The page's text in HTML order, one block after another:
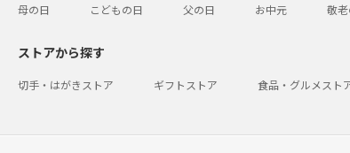
母の日 こどもの日 父の日 お中元 敬
ストアから探す
切手・はがきストア ギフトストア 食品・グルメスト